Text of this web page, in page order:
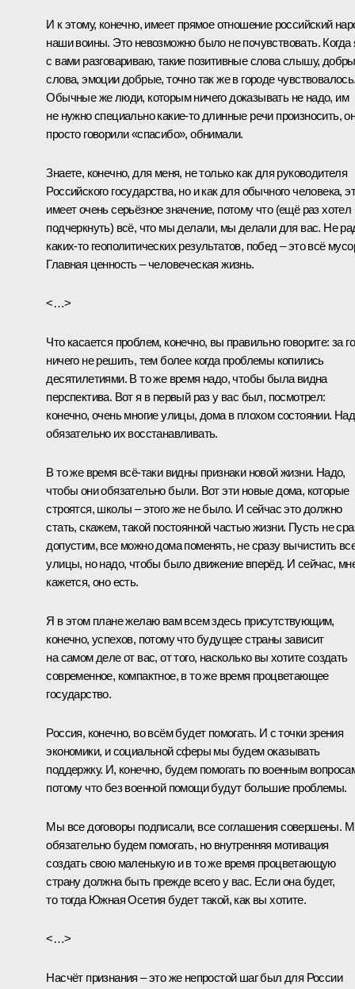
И к этому, конечно, имеет прямое отношение российский
наши воины. Это невозможно было не почувствовать. Когда
с вами разговариваю, такие позитивные слова слышу,
слова, эмоции добрые, точно так же в городе
Обычные же люди, которым ничего доказывать не надо, им
не нужно специально какие‑то длинные речи произносить,
просто говорили «спасибо», обнимали.
Знаете, конечно, для меня, не только как для руководителя
Российского государства, но и как для обычного человека,
имеет очень серьёзное значение, потому что (ещё раз
подчеркнуть) всё, что мы делали, мы делали для вас. Не
каких‑то геополитических результатов, побед – это всё
Главная ценность – человеческая жизнь.
<…>
Что касается проблем, конечно, вы правильно говорите: за
ничего не решить, тем более когда проблемы копились
десятилетиями. В то же время надо, чтобы была видна
перспектива. Вот я в первый раз у вас был, посмотрел:
конечно, очень многие улицы, дома в плохом состоянии.
обязательно их восстанавливать.
В то же время всё‑таки видны признаки новой жизни. Надо,
чтобы они обязательно были. Вот эти новые дома, которые
строятся, школы – этого же не было. И сейчас это должно
стать, скажем, такой постоянной частью жизни. Пусть не
допустим, все можно дома поменять, не сразу вычистить
улицы, но надо, чтобы было движение вперёд. И сейчас,
кажется, оно есть.
Я в этом плане желаю вам всем здесь присутствующим,
конечно, успехов, потому что будущее страны зависит
на самом деле от вас, от того, насколько вы хотите создать
современное, компактное, в то же время процветающее
государство.
Россия, конечно, во всём будет помогать. И с точки зрения
экономики, и социальной сферы мы будем оказывать
поддержку. И, конечно, будем помогать по военным
потому что без военной помощи будут большие проблемы.
Мы все договоры подписали, все соглашения совершены.
обязательно будем помогать, но внутренняя мотивация
создать свою маленькую и в то же время процветающую
страну должна быть прежде всего у вас. Если она будет,
то тогда Южная Осетия будет такой, как вы хотите.
<…>
Насчёт признания – это же непростой шаг был для России